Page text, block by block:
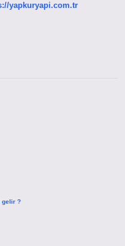
yapkuryapi.com.tr
gelir ?